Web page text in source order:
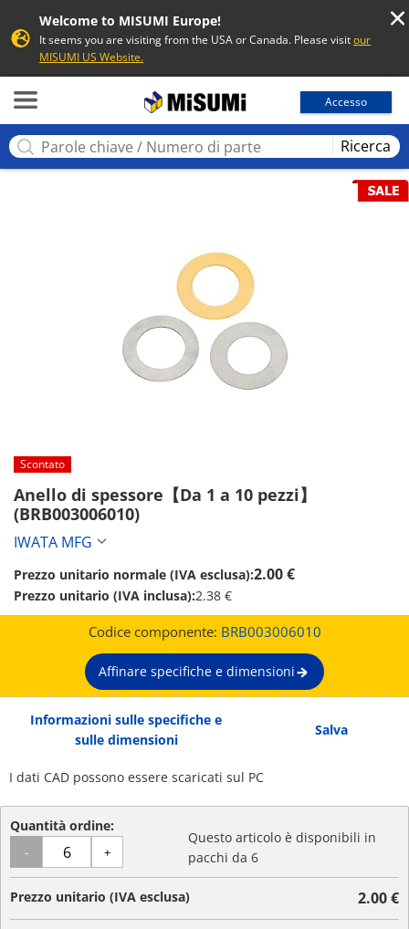
Welcome to MISUMI Europe!
It seems you are visiting from the USA or Canada. Please visitour
MISUMI US Website.
Accesso
Ricerca
Scontato
Anello di spessore【Da 1 a 10 pezzi】
(BRB003006010)
IWATA MFG
Prezzo unitario normale (IVA esclusa):2.00 €
Prezzo unitario (IVA inclusa):2.38 €
Codice componente: BRB003006010
Affinare specifiche e dimensioni
Informazioni sulle specifiche e
sulle dimensioni
Salva
I dati CAD possono essere scaricati sul PC
Quantità ordine:
- +
Questo articolo è disponibili in
pacchi da 6
Prezzo unitario (IVA esclusa) 2.00 €